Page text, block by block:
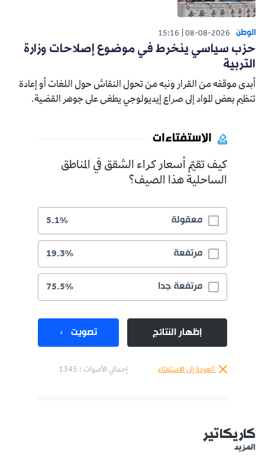
الوطن 08-08-2026
15:16
حزب سياسي ينخرط في موضوع إصلاحات وزارة
التربية
أبدى موقفه من القرار ونبه من تحول النقاش حول اللغات أو إعادة
تنظيم بعض المواد إلى صراع إيديولوجي يطغى على جوهر القضية.
الاستفتاءات
كيف تقيّم أسعار كراء الشقق في المناطق
الساحلية هذا الصيف؟
معقولة 5.1%
مرتفعة 19.3%
مرتفعة جدا 75.5%
إظهار النتائج تصويت
العودة إلى الاستفتاء إجمالي الأصوات : 1345
كاريكاتير
المزيد